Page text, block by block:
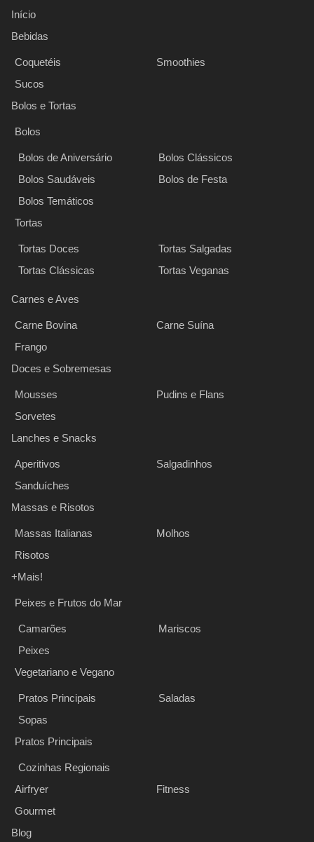
Início
Bebidas
Coquetéis
Smoothies
Sucos
Bolos e Tortas
Bolos
Bolos de Aniversário
Bolos Clássicos
Bolos Saudáveis
Bolos de Festa
Bolos Temáticos
Tortas
Tortas Doces
Tortas Salgadas
Tortas Clássicas
Tortas Veganas
Carnes e Aves
Carne Bovina
Carne Suína
Frango
Doces e Sobremesas
Mousses
Pudins e Flans
Sorvetes
Lanches e Snacks
Aperitivos
Salgadinhos
Sanduíches
Massas e Risotos
Massas Italianas
Molhos
Risotos
+Mais!
Peixes e Frutos do Mar
Camarões
Mariscos
Peixes
Vegetariano e Vegano
Pratos Principais
Saladas
Sopas
Pratos Principais
Cozinhas Regionais
Airfryer
Fitness
Gourmet
Blog